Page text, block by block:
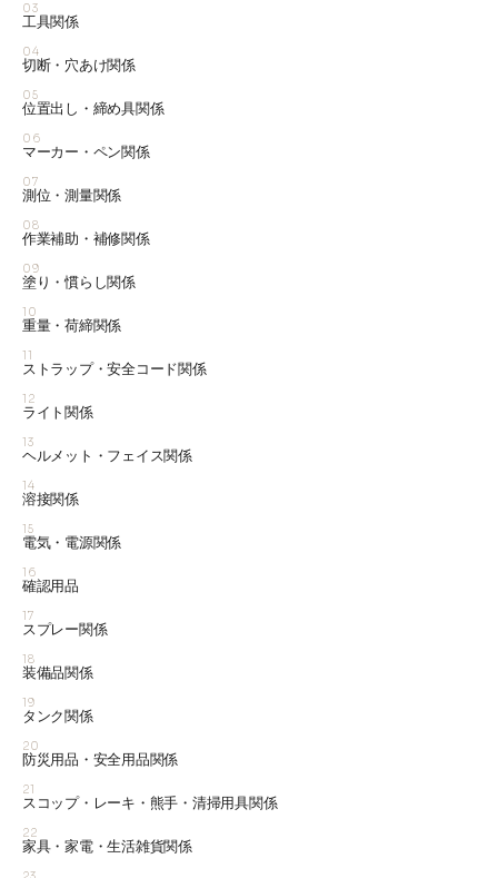
03
工具関係
04
切断・穴あけ関係
05
位置出し・締め具関係
06
マーカー・ペン関係
07
測位・測量関係
08
作業補助・補修関係
09
塗り・慣らし関係
10
重量・荷締関係
11
ストラップ・安全コード関係
12
ライト関係
13
ヘルメット・フェイス関係
14
溶接関係
15
電気・電源関係
16
確認用品
17
スプレー関係
18
装備品関係
19
タンク関係
20
防災用品・安全用品関係
21
スコップ・レーキ・熊手・清掃用具関係
22
家具・家電・生活雑貨関係